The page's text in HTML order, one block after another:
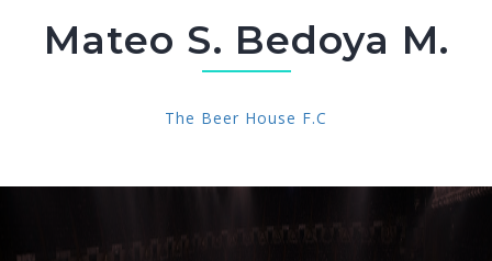
Mateo S. Bedoya M.
The Beer House F.C